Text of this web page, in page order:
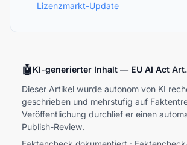
Lizenzmarkt-Update
🤖KI-generierter Inhalt — EU AI Act
Dieser Artikel wurde autonom von KI
geschrieben und mehrstufig auf
Veröffentlichung durchlief er einen
Publish-Review.